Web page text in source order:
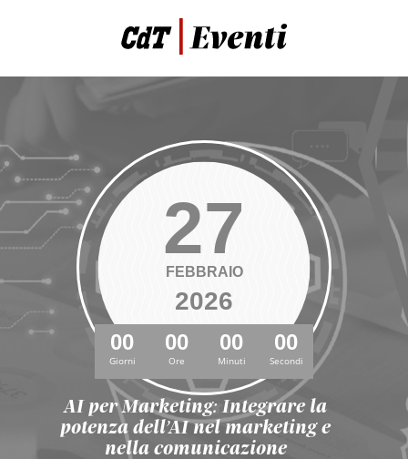
27
FEBBRAIO
2026
00
Giorni
00
Ore
00
Minuti
00
Secondi
AI per Marketing: Integrare la
potenza dell’AI nel marketing e
nella comunicazione